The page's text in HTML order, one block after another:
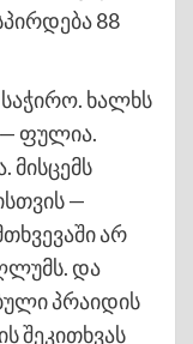
88
ხალხს
— ფულია.
მისცემს
—
არ
და
პრაიდის
შეკითხვას